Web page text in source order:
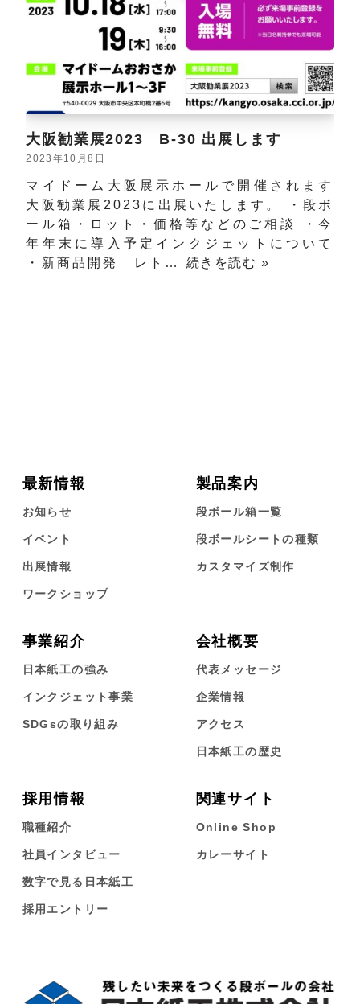
大阪勧業展2023 B-30 出展します
2023年10月8日
マイドーム大阪展示ホールで開催されます
大阪勧業展2023に出展いたします。 ・段ボ
ール箱・ロット・価格等などのご相談 ・今
年年末に導入予定インクジェットについて
・新商品開発 レト… 続きを読む »
最新情報
お知らせ
イベント
出展情報
ワークショップ
製品案内
段ボール箱一覧
段ボールシートの種類
カスタマイズ制作
事業紹介
日本紙工の強み
インクジェット事業
SDGsの取り組み
会社概要
代表メッセージ
企業情報
アクセス
日本紙工の歴史
採用情報
職種紹介
社員インタビュー
数字で見る日本紙工
採用エントリー
関連サイト
Online Shop
カレーサイト